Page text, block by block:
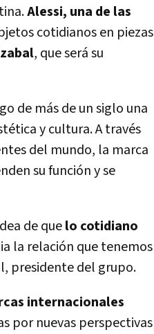
Alessi, una de las
cotidianos en piezas
, que será su
de más de un siglo una
y cultura. A través
del mundo, la marca
su función y se
de quelo cotidiano
la relación que tenemos
presidente del grupo.
internacionales
por nuevas perspectivas